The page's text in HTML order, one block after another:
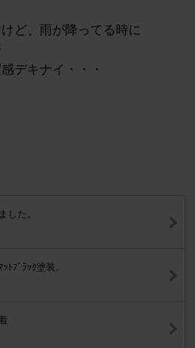
ど、雨が降ってる時に
デキナイ・・・
した。
ﾄﾌﾞﾗｯｸ塗装。